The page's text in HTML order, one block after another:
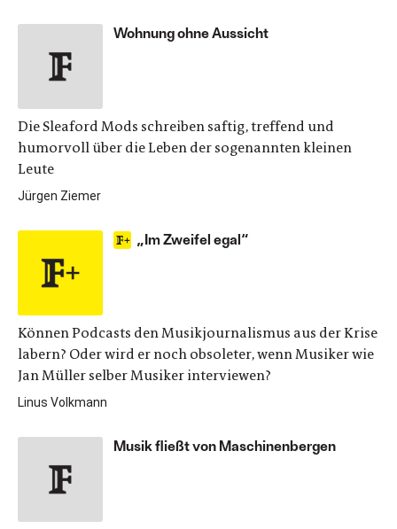
Wohnung ohne Aussicht
Die Sleaford Mods schreiben saftig, treffend und
humorvoll über die Leben der sogenannten kleinen
Leute
Jürgen Ziemer
„Im Zweifel egal“
Können Podcasts den Musikjournalismus aus der Krise
labern? Oder wird er noch obsoleter, wenn Musiker wie
Jan Müller selber Musiker interviewen?
Linus Volkmann
Musik fließt von Maschinenbergen